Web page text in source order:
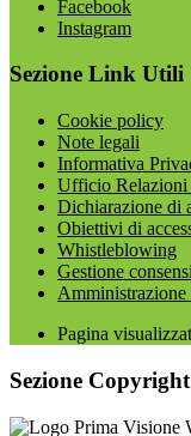
Facebook
Instagram
Sezione Link Utili
Cookie policy
Note legali
Informativa
Ufficio
Dichiarazione di
Obiettivi di
Whistleblowing
Gestione
Amministrazione
Pagina
Sezione Copyright